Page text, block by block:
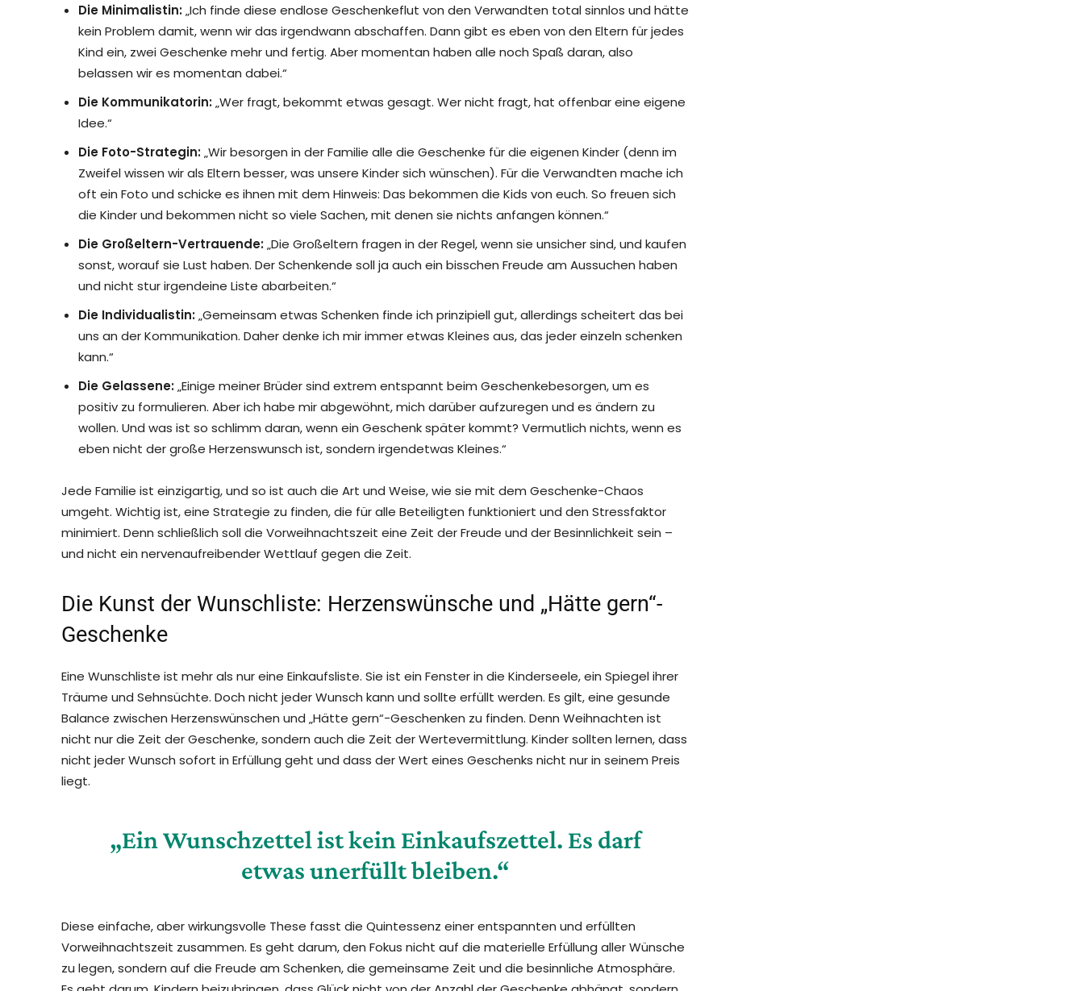
Die Minimalistin:„Ich finde diese endlose Geschenkeflut von den Verwandten total sinnlos und hätte
kein Problem damit, wenn wir das irgendwann abschaffen. Dann gibt es eben von den Eltern für jedes
Kind ein, zwei Geschenke mehr und fertig. Aber momentan haben alle noch Spaß daran, also
belassen wir es momentan dabei.“
Die Kommunikatorin:„Wer fragt, bekommt etwas gesagt. Wer nicht fragt, hat offenbar eine eigene
Idee.“
Die Foto-Strategin:„Wir besorgen in der Familie alle die Geschenke für die eigenen Kinder (denn im
Zweifel wissen wir als Eltern besser, was unsere Kinder sich wünschen). Für die Verwandten mache ich
oft ein Foto und schicke es ihnen mit dem Hinweis: Das bekommen die Kids von euch. So freuen sich
die Kinder und bekommen nicht so viele Sachen, mit denen sie nichts anfangen können.“
Die Großeltern-Vertrauende:„Die Großeltern fragen in der Regel, wenn sie unsicher sind, und kaufen
sonst, worauf sie Lust haben. Der Schenkende soll ja auch ein bisschen Freude am Aussuchen haben
und nicht stur irgendeine Liste abarbeiten.“
Die Individualistin:„Gemeinsam etwas Schenken finde ich prinzipiell gut, allerdings scheitert das bei
uns an der Kommunikation. Daher denke ich mir immer etwas Kleines aus, das jeder einzeln schenken
kann.“
Die Gelassene:„Einige meiner Brüder sind extrem entspannt beim Geschenkebesorgen, um es
positiv zu formulieren. Aber ich habe mir abgewöhnt, mich darüber aufzuregen und es ändern zu
wollen. Und was ist so schlimm daran, wenn ein Geschenk später kommt? Vermutlich nichts, wenn es
eben nicht der große Herzenswunsch ist, sondern irgendetwas Kleines.“
Jede Familie ist einzigartig, und so ist auch die Art und Weise, wie sie mit dem Geschenke-Chaos
umgeht. Wichtig ist, eine Strategie zu finden, die für alle Beteiligten funktioniert und den Stressfaktor
minimiert. Denn schließlich soll die Vorweihnachtszeit eine Zeit der Freude und der Besinnlichkeit sein –
und nicht ein nervenaufreibender Wettlauf gegen die Zeit.
Die Kunst der Wunschliste: Herzenswünsche und „Hätte gern“-
Geschenke
Eine Wunschliste ist mehr als nur eine Einkaufsliste. Sie ist ein Fenster in die Kinderseele, ein Spiegel ihrer
Träume und Sehnsüchte. Doch nicht jeder Wunsch kann und sollte erfüllt werden. Es gilt, eine gesunde
Balance zwischen Herzenswünschen und „Hätte gern“-Geschenken zu finden. Denn Weihnachten ist
nicht nur die Zeit der Geschenke, sondern auch die Zeit der Wertevermittlung. Kinder sollten lernen, dass
nicht jeder Wunsch sofort in Erfüllung geht und dass der Wert eines Geschenks nicht nur in seinem Preis
liegt.
„Ein Wunschzettel ist kein Einkaufszettel. Es darf
etwas unerfüllt bleiben.“
Diese einfache, aber wirkungsvolle These fasst die Quintessenz einer entspannten und erfüllten
Vorweihnachtszeit zusammen. Es geht darum, den Fokus nicht auf die materielle Erfüllung aller Wünsche
zu legen, sondern auf die Freude am Schenken, die gemeinsame Zeit und die besinnliche Atmosphäre.